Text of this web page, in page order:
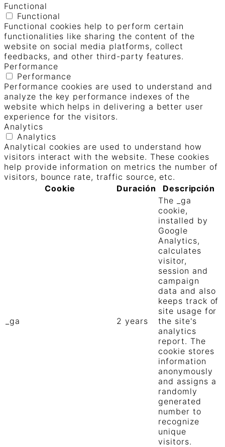
Functional
Functional
Functional cookies help to perform certain
functionalities like sharing the content of the
website on social media platforms, collect
feedbacks, and other third-party features.
Performance
Performance
Performance cookies are used to understand and
analyze the key performance indexes of the
website which helps in delivering a better user
experience for the visitors.
Analytics
Analytics
Analytical cookies are used to understand how
visitors interact with the website. These cookies
help provide information on metrics the number of
visitors, bounce rate, traffic source, etc.
Cookie
Duración Descripción
_ga 2 years
The _ga
cookie,
installed by
Google
Analytics,
calculates
visitor,
session and
campaign
data and also
keeps track of
site usage for
the site's
analytics
report. The
cookie stores
information
anonymously
and assigns a
randomly
generated
number to
recognize
unique
visitors.